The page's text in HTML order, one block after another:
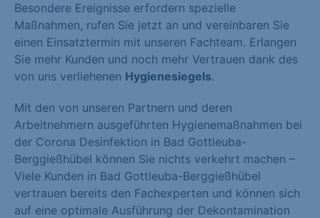
Besondere Ereignisse erfordern spezielle
Maßnahmen, rufen Sie jetzt an und vereinbaren Sie
einen Einsatztermin mit unseren Fachteam. Erlangen
Sie mehr Kunden und noch mehr Vertrauen dank des
von uns verliehenen Hygienesiegels.
Mit den von unseren Partnern und deren
Arbeitnehmern ausgeführten Hygienemaßnahmen bei
der Corona Desinfektion in Bad Gottleuba-
Berggießhübel können Sie nichts verkehrt machen –
Viele Kunden in Bad Gottleuba-Berggießhübel
vertrauen bereits den Fachexperten und können sich
auf eine optimale Ausführung der Dekontamination